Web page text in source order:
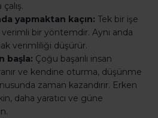
yapmaktan kaçın: Tek bir işe
bir yöntemdir. Aynı anda
verimliliği düşürür.
başla: Çoğu başarılı insan
ve kendine oturma, düşünme
zaman kazandırır. Erken
daha yaratıcı ve güne